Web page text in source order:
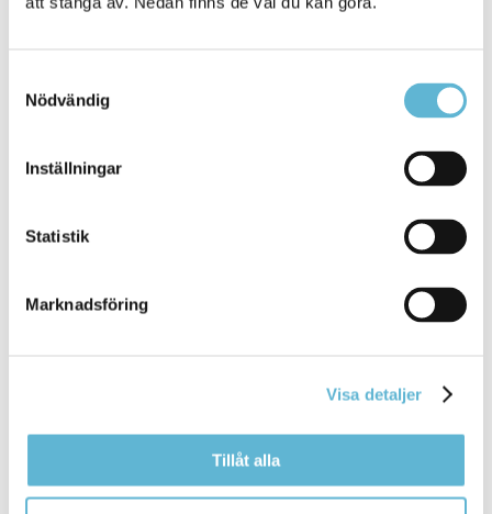
Nödvändig
Inställningar
Statistik
Marknadsföring
Visa detaljer
Tillåt alla
KONTAKT
Besöksadress
Box 18, 295 21 Bromölla
Fax: 0456-82 22 00